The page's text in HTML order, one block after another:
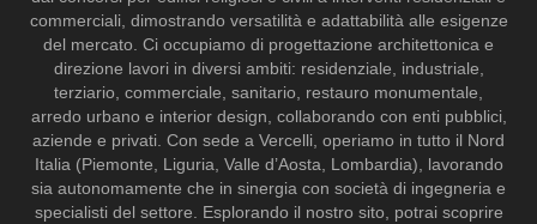
commerciali, dimostrando versatilità e adattabilità alle esigenze
del mercato. Ci occupiamo di progettazione architettonica e
direzione lavori in diversi ambiti: residenziale, industriale,
terziario, commerciale, sanitario, restauro monumentale,
arredo urbano e interior design, collaborando con enti pubblici,
aziende e privati. Con sede a Vercelli, operiamo in tutto il Nord
Italia (Piemonte, Liguria, Valle d’Aosta, Lombardia), lavorando
sia autonomamente che in sinergia con società di ingegneria e
specialisti del settore. Esplorando il nostro sito, potrai scoprire